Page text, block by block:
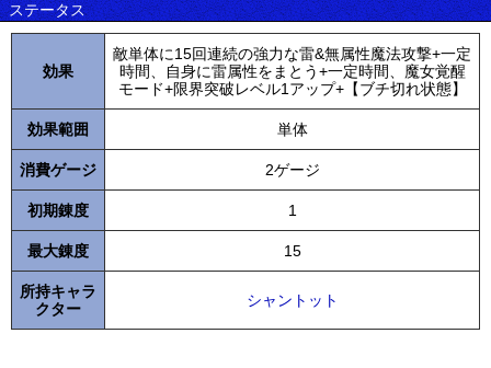
ステータス
効果
敵単体に15回連続の強力な雷&無属性魔法攻撃+一定
時間、自身に雷属性をまとう+一定時間、魔女覚醒
モード+限界突破レベル1アップ+【ブチ切れ状態】
効果範囲 単体
消費ゲージ 2ゲージ
初期錬度 1
最大錬度 15
所持キャラ
クター
シャントット